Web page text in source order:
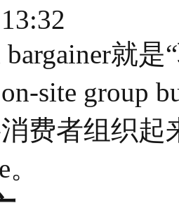
bargainer就
site group
费者组织